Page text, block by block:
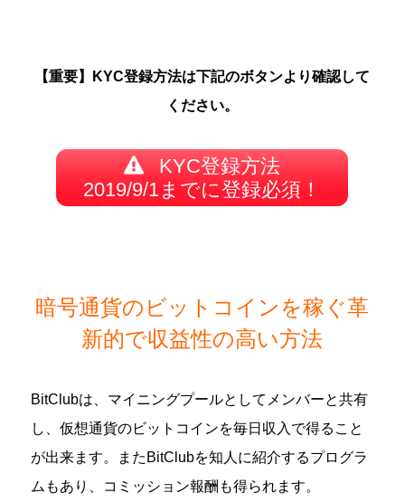
【重要】KYC登録方法は下記のボタンより確認して
ください。
KYC登録方法
2019/9/1までに登録必須！
暗号通貨のビットコインを稼ぐ革
新的で収益性の高い方法
BitClubは、マイニングプールとしてメンバーと共有
し、仮想通貨のビットコインを毎日収入で得ること
が出来ます。またBitClubを知人に紹介するプログラ
ムもあり、コミッション報酬も得られます。